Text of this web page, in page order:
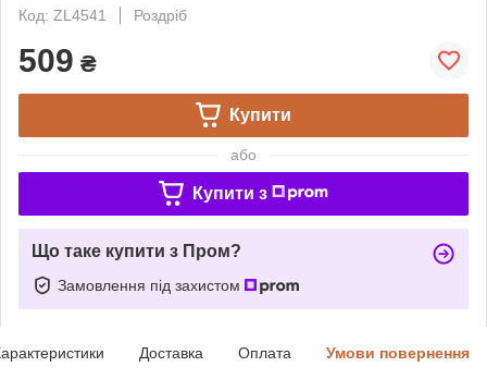
Код: ZL4541
Роздріб
509 ₴
Купити
або
Купити з
Що таке купити з Пром?
Замовлення під захистом
Доставка Оплата Умови повернення